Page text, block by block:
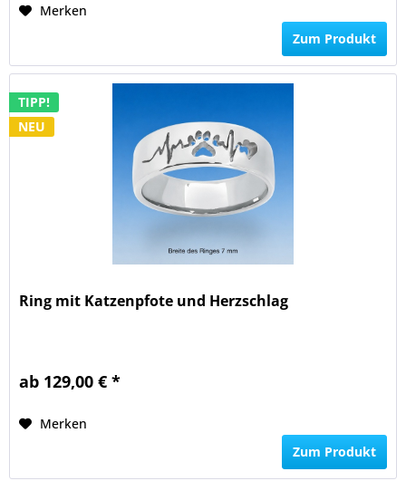
Merken
Zum Produkt
TIPP!
NEU
Ring mit Katzenpfote und Herzschlag
ab 129,00 € *
Merken
Zum Produkt